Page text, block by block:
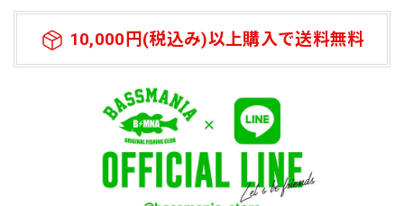
10,000円(税込み)以上購入で送料無料